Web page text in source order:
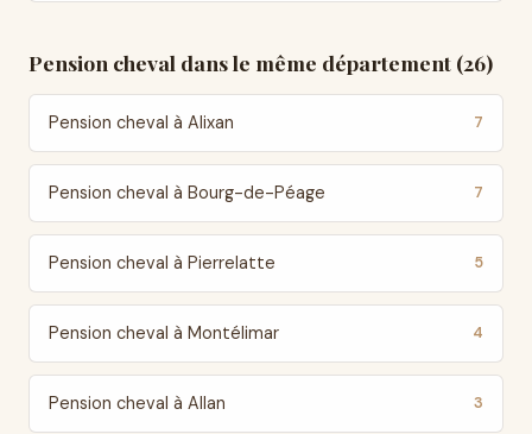
Pension cheval dans le même département (26)
Pension cheval à Alixan 7
Pension cheval à Bourg-de-Péage 7
Pension cheval à Pierrelatte 5
Pension cheval à Montélimar 4
Pension cheval à Allan 3